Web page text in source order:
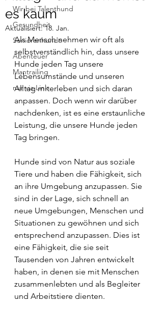
Wir bei Talenthund
Gesundheit
Seniorenhunde
Abenteuer
Mantrailing
nur via Link
es kaum
Aktualisiert:18. Jan.
Als Mensch nehmen wir oft als
selbstverständlich hin, dass unsere
Hunde jeden Tag unsere
Lebensumstände und unseren
Alltag miterleben und sich daran
anpassen. Doch wenn wir darüber
nachdenken, ist es eine erstaunliche
Leistung, die unsere Hunde jeden
Tag bringen.
Hunde sind von Natur aus soziale
Tiere und haben die Fähigkeit, sich
an ihre Umgebung anzupassen. Sie
sind in der Lage, sich schnell an
neue Umgebungen, Menschen und
Situationen zu gewöhnen und sich
entsprechend anzupassen. Dies ist
eine Fähigkeit, die sie seit
Tausenden von Jahren entwickelt
haben, in denen sie mit Menschen
zusammenlebten und als Begleiter
und Arbeitstiere dienten.